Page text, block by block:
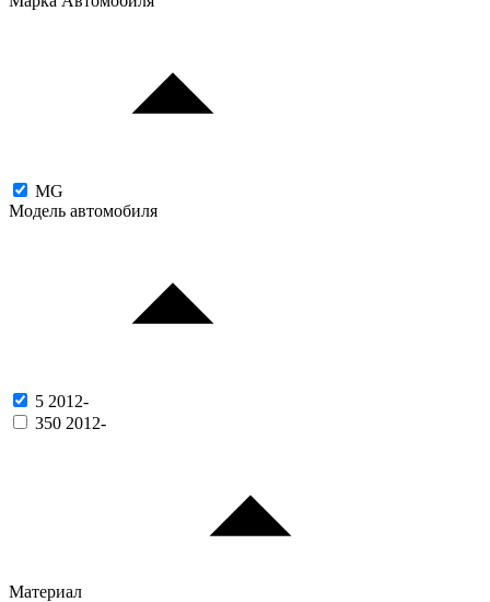
MG
Модель автомобиля
5 2012-
350 2012-
Материал